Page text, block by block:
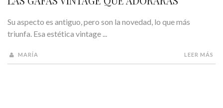
Su aspecto es antiguo, pero son la novedad, lo que más
triunfa. Esa estética vintage ...
MARÍA LEER MÁS